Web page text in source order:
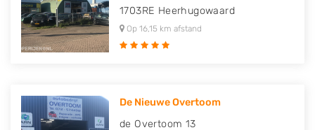
1703RE Heerhugowaard
Op 16,15 km afstand
De Nieuwe Overtoom
de Overtoom 13